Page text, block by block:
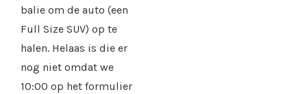
balie om de auto (een
Full Size SUV) op te
halen. Helaas is die er
nog niet omdat we
10:00 op het formulier